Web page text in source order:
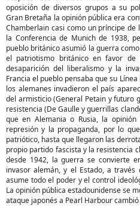
oposición de diversos grupos a su
Gran Bretaña la opinión pública era
Chamberlain casi como un príncipe
la Conferencia de Munich de 1938,
pueblo británico asumió la guerra
el patriotismo británico en favor
desaparición del liberalismo y la
Francia el pueblo pensaba que su
los alemanes invadieron el país
del armisticio (General Petain y futuro
resistencia (De Gaulle y guerrillas
que en Alemania o Rusia, la
represión y la propaganda, por lo
patriótico, hasta que llegaron las
propio partido fascista y la resistencia
desde 1942, la guerra se convierte
invasor alemán, y el Estado, a
asume todo el poder y el control
La opinión pública estadounidense se
ataque japonés a Pearl Harbour